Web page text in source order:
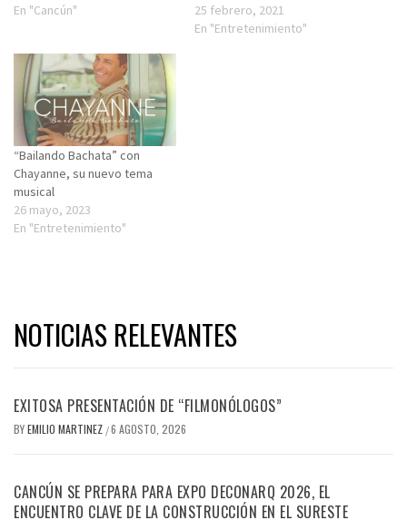
En "Cancún"
25 febrero, 2021
En "Entretenimiento"
“Bailando Bachata” con
Chayanne, su nuevo tema
musical
26 mayo, 2023
En "Entretenimiento"
NOTICIAS RELEVANTES
EXITOSA PRESENTACIÓN DE “FILMONÓLOGOS”
BYEMILIO MARTINEZ /6 AGOSTO, 2026
CANCÚN SE PREPARA PARA EXPO DECONARQ 2026, EL
ENCUENTRO CLAVE DE LA CONSTRUCCIÓN EN EL SURESTE